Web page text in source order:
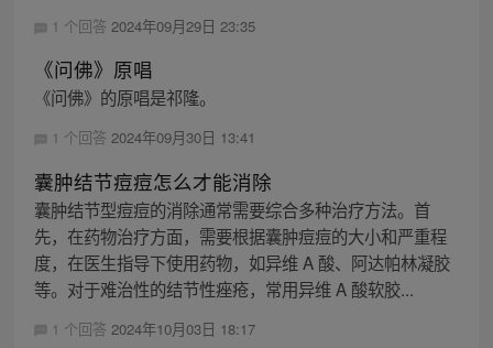
1 个回答 2024年09月29日 23:35
《问佛》原唱
《问佛》的原唱是祁隆。
1 个回答 2024年09月30日 13:41
囊肿结节痘痘怎么才能消除
囊肿结节型痘痘的消除通常需要综合多种治疗方法。首
先，在药物治疗方面，需要根据囊肿痘痘的大小和严重程
度，在医生指导下使用药物，如异维 A 酸、阿达帕林凝胶
等。对于难治性的结节性痤疮，常用异维 A 酸软胶...
1 个回答 2024年10月03日 18:17